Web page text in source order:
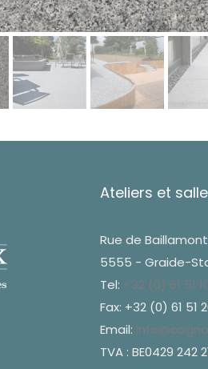
Ateliers et
Rue de
5555 - Graide-
Tel: +32 (0) 61 51
Fax: +32 (0) 61 51
Email:
TVA : BE0429 242